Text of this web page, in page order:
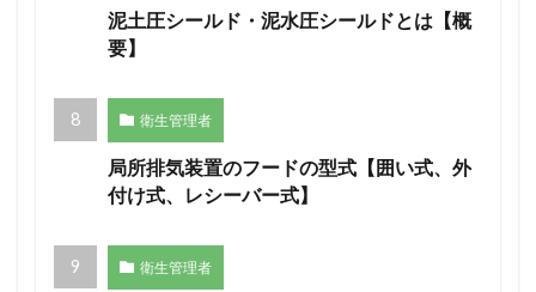
泥土圧シールド・泥水圧シールドとは【概
要】
衛生管理者
局所排気装置のフードの型式【囲い式、外
付け式、レシーバー式】
衛生管理者